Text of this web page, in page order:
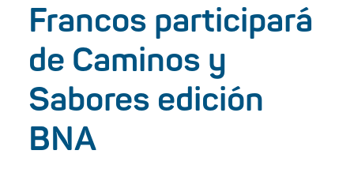
Francos participará
de Caminos y
Sabores edición
BNA